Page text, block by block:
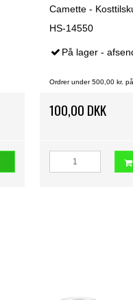
Camette -
HS-14550
På lager -
Ordrer under 500,00 kr.
100,00 DKK